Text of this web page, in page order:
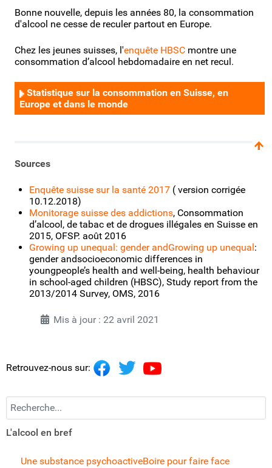
Bonne nouvelle, depuis les années 80, la consommation
d'alcool ne cesse de reculer partout en Europe.
Chez les jeunes suisses, l'enquête HBSC montre une
consommation d’alcool hebdomadaire en net recul.
Statistique sur la consommation en Suisse, en
Europe et dans le monde
Sources
Enquête suisse sur la santé 2017 ( version corrigée
10.12.2018)
Monitorage suisse des addictions, Consommation
d’alcool, de tabac et de drogues illégales en Suisse en
2015, OFSP. août 2016
Growing up unequal: gender andGrowing up unequal :
gender andsocioeconomic differences in
youngpeople’s health and well-being, health behaviour
in school-aged children (HBSC), Study report from the
2013/2014 Survey, OMS, 2016
Mis à jour : 22 avril 2021
Retrouvez-nous sur:
Recherchez...
L'alcool en bref
Une substance psychoactiveBoire pour faire face